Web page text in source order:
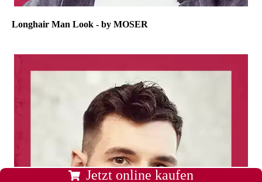
Longhair Man Look - by MOSER
Jetzt online kaufen